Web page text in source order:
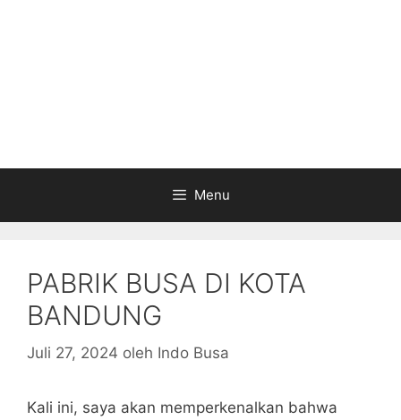
Menu
PABRIK BUSA DI KOTA
BANDUNG
Juli 27, 2024 oleh Indo Busa
Kali ini, saya akan memperkenalkan bahwa